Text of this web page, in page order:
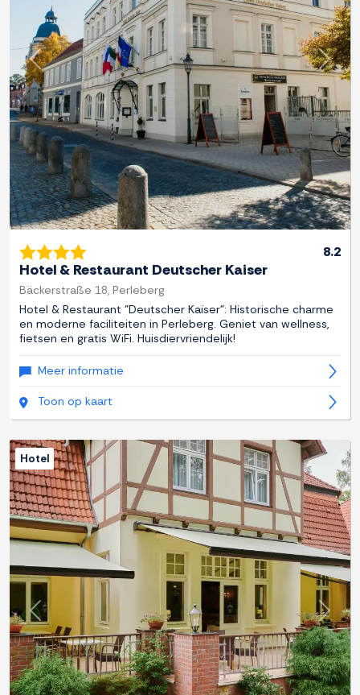
Previous Next
8.2
Hotel & Restaurant Deutscher Kaiser
Bäckerstraße 18, Perleberg
Hotel & Restaurant "Deutscher Kaiser": Historische charme
en moderne faciliteiten in Perleberg. Geniet van wellness,
fietsen en gratis WiFi. Huisdiervriendelijk!
Meer informatie
Toon op kaart
Previous Next
Hotel